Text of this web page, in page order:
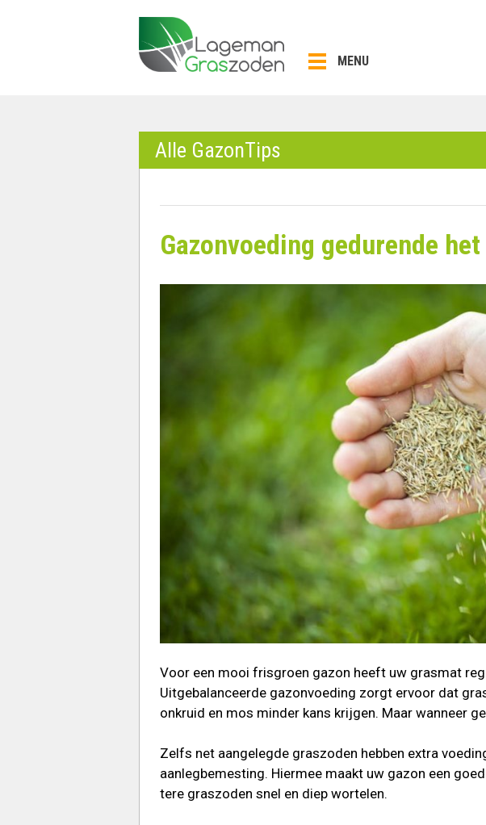
MENU
Alle GazonTips
Gazonvoeding gedurende
Voor een mooi frisgroen gazon heeft uw grasmat
Uitgebalanceerde gazonvoeding zorgt ervoor dat
onkruid en mos minder kans krijgen. Maar wanneer
Zelfs net aangelegde graszoden hebben extra
aanlegbemesting. Hiermee maakt uw gazon een
tere graszoden snel en diep wortelen.